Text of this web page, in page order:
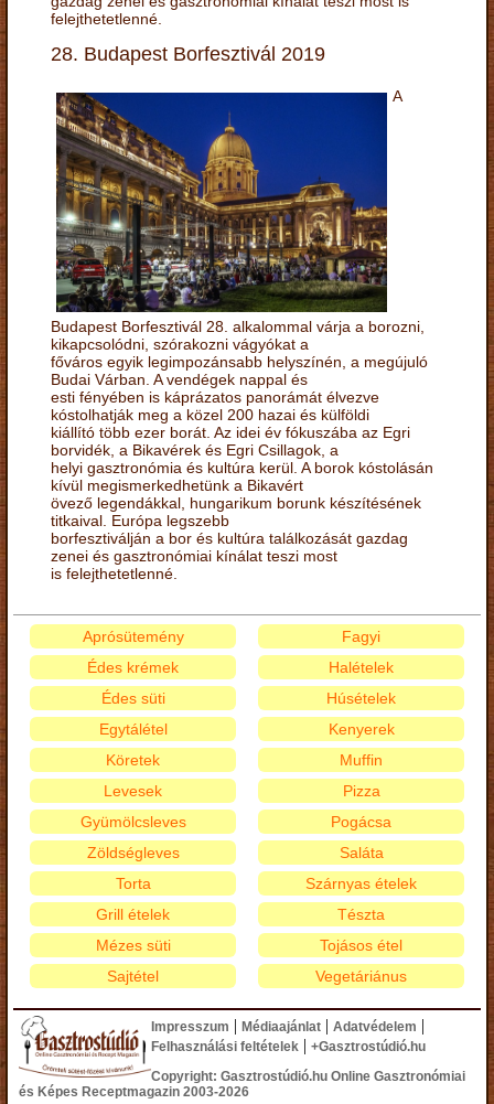
felejthetetlenné.
28. Budapest Borfesztivál 2019
A
Budapest Borfesztivál 28. alkalommal várja a borozni,
kikapcsolódni, szórakozni vágyókat a
főváros egyik legimpozánsabb helyszínén, a megújuló
Budai Várban. A vendégek nappal és
esti fényében is káprázatos panorámát élvezve
kóstolhatják meg a közel 200 hazai és külföldi
kiállító több ezer borát. Az idei év fókuszába az Egri
borvidék, a Bikavérek és Egri Csillagok, a
helyi gasztronómia és kultúra kerül. A borok kóstolásán
kívül megismerkedhetünk a Bikavért
övező legendákkal, hungarikum borunk készítésének
titkaival. Európa legszebb
borfesztiválján a bor és kultúra találkozását gazdag
zenei és gasztronómiai kínálat teszi most
is felejthetetlenné.
Aprósütemény
Édes krémek
Édes süti
Egytálétel
Fagyi
Halételek
Húsételek
Kenyerek
Köretek
Levesek
Gyümölcsleves
Zöldségleves
Muffin
Pizza
Pogácsa
Saláta
Torta
Grill ételek
Mézes süti
Sajtétel
Szárnyas ételek
Tészta
Tojásos étel
Vegetáriánus
Impresszum | Médiaajánlat | Adatvédelem |
Felhasználási feltételek | +Gasztrostúdió.hu
Copyright: Gasztrostúdió.hu Online Gasztronómiai
és Képes Receptmagazin 2003-2026